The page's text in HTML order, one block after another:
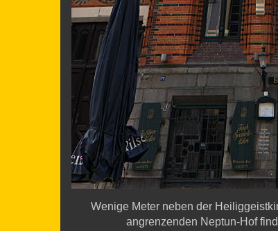
Wenige Meter neben der
angrenzenden Neptun-Hof